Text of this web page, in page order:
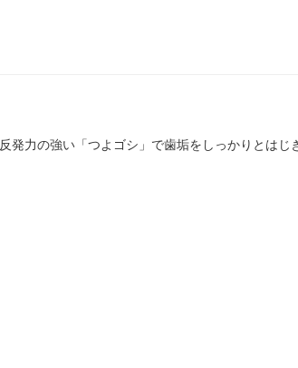
反発力の強い「つよゴシ」で歯垢をしっかりとはじ